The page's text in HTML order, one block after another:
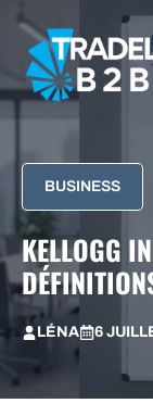
contenu
BUSINESS
KELLOGG
LÉNA 6